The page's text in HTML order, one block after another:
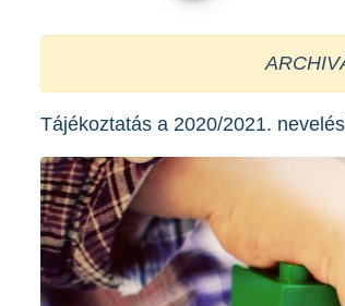
Tájékoztatás a 2020/2021.